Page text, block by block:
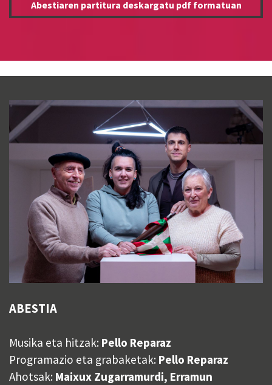
Abestiaren partitura deskargatu pdf formatuan
ABESTIA
Musika eta hitzak: Pello Reparaz
Programazio eta grabaketak: Pello Reparaz
Ahotsak: Maixux Zugarramurdi, Erramun